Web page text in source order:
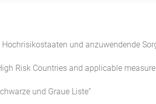
Hochrisikostaaten und anzuwendende
Risk Countries and applicable
und Graue Liste“